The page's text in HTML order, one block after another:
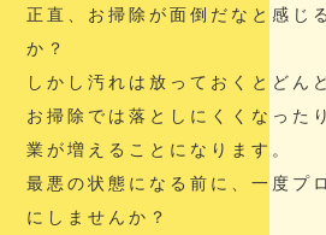
正直、お掃除が面倒だなと感じ
か？
しかし汚れは放っておくとどん
お掃除では落としにくくなった
業が増えることになります。
最悪の状態になる前に、一度プ
にしませんか？